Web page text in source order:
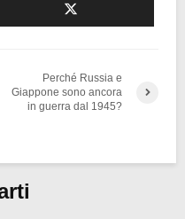
Perché Russia e
Giappone sono ancora
in guerra dal 1945?